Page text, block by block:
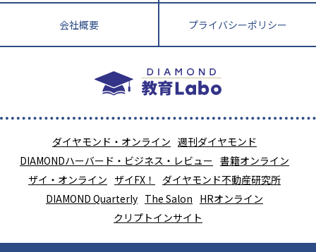
会社概要 プライバシーポリシー
ダイヤモンド・オンライン 週刊ダイヤモンド
DIAMONDハーバード・ビジネス・レビュー 書籍オンライン
ザイ・オンライン ザイFX！
ダイヤモンド不動産研究所
DIAMOND Quarterly The Salon HRオンライン
クリプトインサイト